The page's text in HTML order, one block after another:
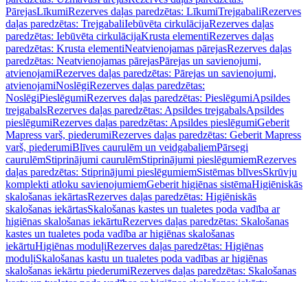
PārejasLīkumiRezerves daļas paredzētas: LīkumiTrejgabaliRezerves
daļas paredzētas: TrejgabaliIebūvēta cirkulācijaRezerves daļas
paredzētas: Iebūvēta cirkulācijaKrusta elementiRezerves daļas
paredzētas: Krusta elementiNeatvienojamas pārejasRezerves daļas
paredzētas: Neatvienojamas pārejasPārejas un savienojumi,
atvienojamiRezerves daļas paredzētas: Pārejas un savienojumi,
atvienojamiNoslēgiRezerves daļas paredzētas:
NoslēgiPieslēgumiRezerves daļas paredzētas: PieslēgumiApsildes
trejgabalsRezerves daļas paredzētas: Apsildes trejgabalsApsildes
pieslēgumiRezerves daļas paredzētas: Apsildes pieslēgumiGeberit
Mapress varš, piederumiRezerves daļas paredzētas: Geberit Mapress
varš, piederumiBlīves caurulēm un veidgabaliemPārsegi
caurulēmStiprinājumi caurulēmStiprinājumi pieslēgumiemRezerves
daļas paredzētas: Stiprinājumi pieslēgumiemSistēmas blīvesSkrūvju
komplekti atloku savienojumiemGeberit higiēnas sistēmaHigiēniskās
skalošanas iekārtasRezerves daļas paredzētas: Higiēniskās
skalošanas iekārtasSkalošanas kastes un tualetes poda vadība ar
higiēnas skalošanas iekārtuRezerves daļas paredzētas: Skalošanas
kastes un tualetes poda vadība ar higiēnas skalošanas
iekārtuHigiēnas moduļiRezerves daļas paredzētas: Higiēnas
moduļiSkalošanas kastu un tualetes poda vadības ar higiēnas
skalošanas iekārtu piederumiRezerves daļas paredzētas: Skalošanas